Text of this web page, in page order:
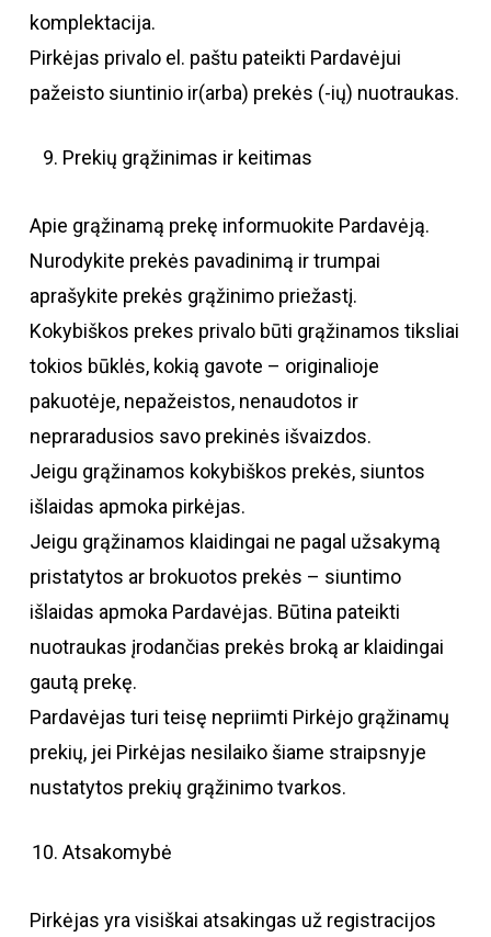
komplektacija.
Pirkėjas privalo el. paštu pateikti Pardavėjui
pažeisto siuntinio ir(arba) prekės (-ių) nuotraukas.
Prekių grąžinimas ir keitimas
Apie grąžinamą prekę informuokite Pardavėją.
Nurodykite prekės pavadinimą ir trumpai
aprašykite prekės grąžinimo priežastį.
Kokybiškos prekes privalo būti grąžinamos tiksliai
tokios būklės, kokią gavote – originalioje
pakuotėje, nepažeistos, nenaudotos ir
nepraradusios savo prekinės išvaizdos.
Jeigu grąžinamos kokybiškos prekės, siuntos
išlaidas apmoka pirkėjas.
Jeigu grąžinamos klaidingai ne pagal užsakymą
pristatytos ar brokuotos prekės – siuntimo
išlaidas apmoka Pardavėjas. Būtina pateikti
nuotraukas įrodančias prekės broką ar klaidingai
gautą prekę.
Pardavėjas turi teisę nepriimti Pirkėjo grąžinamų
prekių, jei Pirkėjas nesilaiko šiame straipsnyje
nustatytos prekių grąžinimo tvarkos.
Atsakomybė
Pirkėjas yra visiškai atsakingas už registracijos